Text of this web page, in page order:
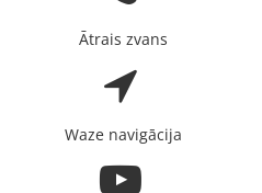
Ātrais zvans
Waze navigācija